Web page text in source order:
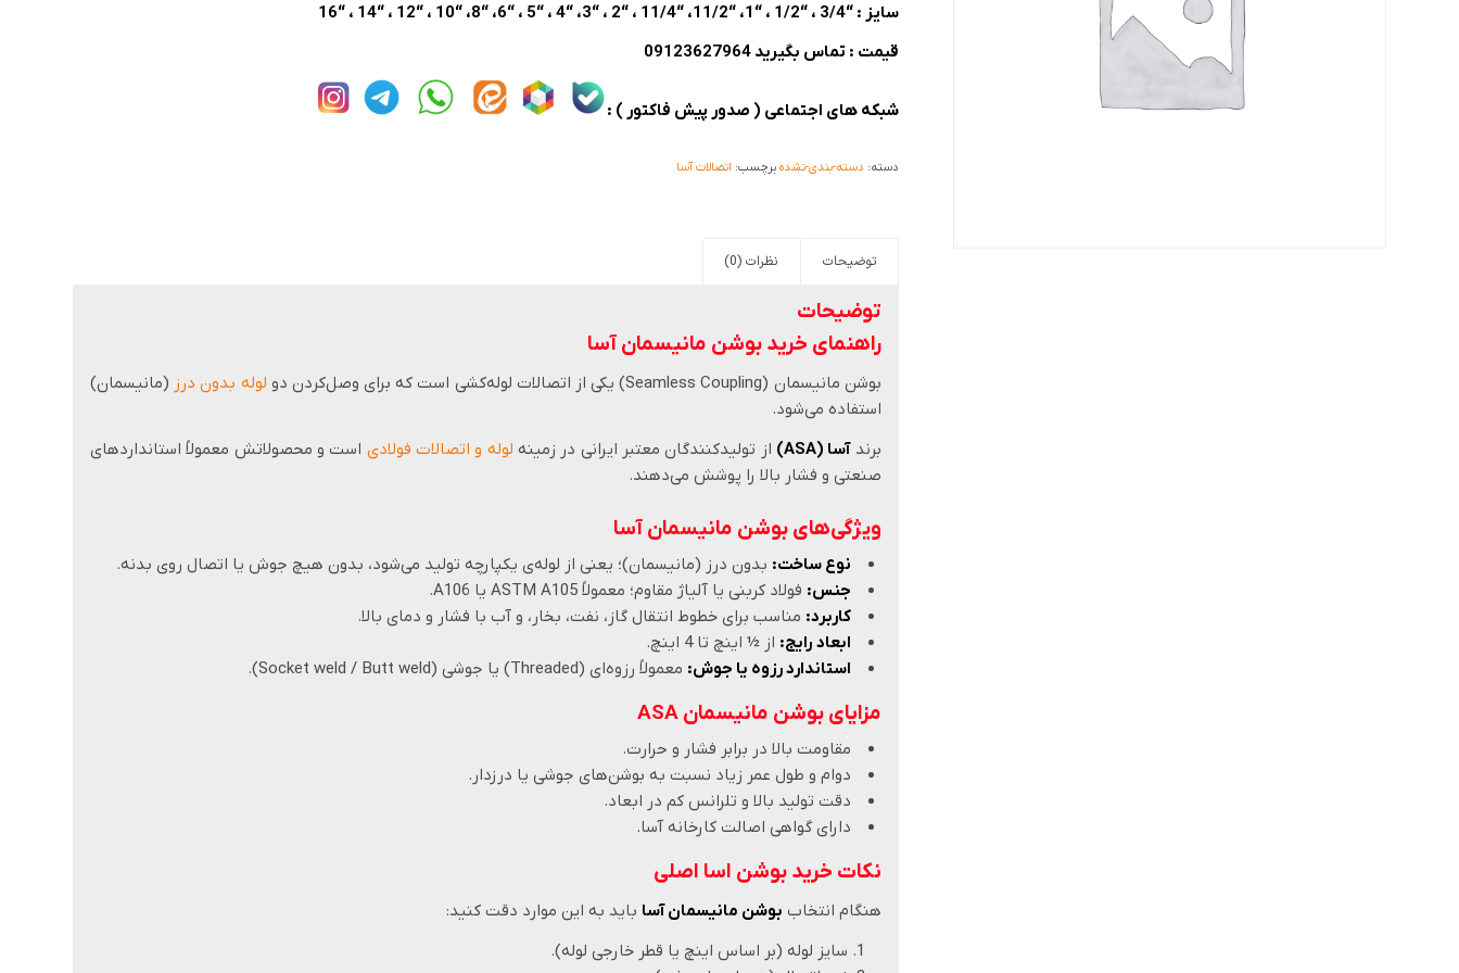
سایز : “3/4 ، “1/2 ، “1، “11/2، “11/4 ، “2 ، “3، “4 ، “5 ، “6، “8، “10 ، “12 ، “14 ، “16
قیمت : تماس بگیرید 09123627964
شبکه های اجتماعی ( صدور پیش فاکتور ) :
دسته: دسته-بندی-نشده برچسب: اتصالات آسا
توضیحات نظرات (0)
توضیحات
راهنمای خرید بوشن مانیسمان آسا
بوشن مانیسمان (Seamless Coupling) یکی از اتصالات لوله‌کشی است که برای وصل‌کردن دو لوله بدون درز (مانیسمان)
استفاده می‌شود.
برندآسا (ASA) از تولیدکنندگان معتبر ایرانی در زمینه لوله و اتصالات فولادی است و محصولاتش معمولاً استانداردهای
صنعتی و فشار بالا را پوشش می‌دهند.
ویژگی‌های بوشن مانیسمان آسا
نوع ساخت: بدون درز (مانیسمان)؛ یعنی از لوله‌ی یکپارچه تولید می‌شود، بدون هیچ جوش یا اتصال روی بدنه.
جنس: فولاد کربنی یا آلیاژ مقاوم؛ معمولاً ASTM A105 یا A106.
کاربرد: مناسب برای خطوط انتقال گاز، نفت، بخار، و آب با فشار و دمای بالا.
ابعاد رایج: از ½ اینچ تا 4 اینچ.
استاندارد رزوه یا جوش: معمولاً رزوه‌ای (Threaded) یا جوشی (Socket weld / Butt weld).
مزایای بوشن مانیسمان ASA
مقاومت بالا در برابر فشار و حرارت.
دوام و طول عمر زیاد نسبت به بوشن‌های جوشی یا درز‌دار.
دقت تولید بالا و تلرانس کم در ابعاد.
دارای گواهی اصالت کارخانه آسا.
نکات خرید بوشن اسا اصلی
هنگام انتخاب بوشن مانیسمان آسا باید به این موارد دقت کنید:
سایز لوله (بر اساس اینچ یا قطر خارجی لوله).